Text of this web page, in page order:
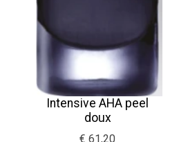
Intensive AHA peel
doux
€ 61,20